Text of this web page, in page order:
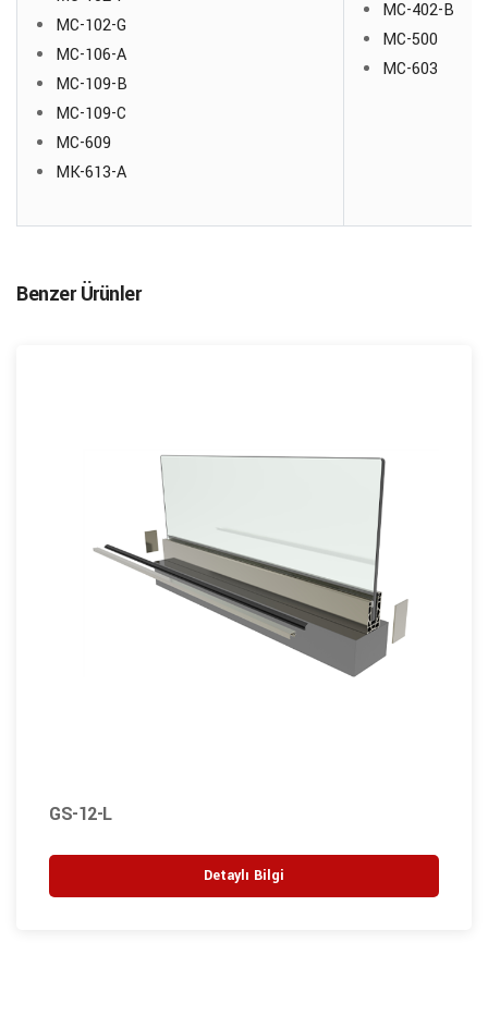
MC-102-G
MC-106-A
MC-109-B
MC-109-C
MC-609
MK-613-A
MC-402-B
MC-500
MC-603
Benzer Ürünler
GS-12-L
Detaylı Bilgi